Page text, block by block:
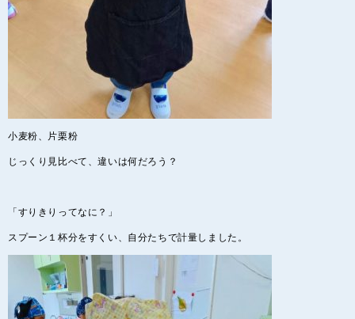
小麦粉、片栗粉
じっくり見比べて、違いは何だろう？
「すりきりってなに？」
スプーン１杯分をすくい、自分たちで計量しました。